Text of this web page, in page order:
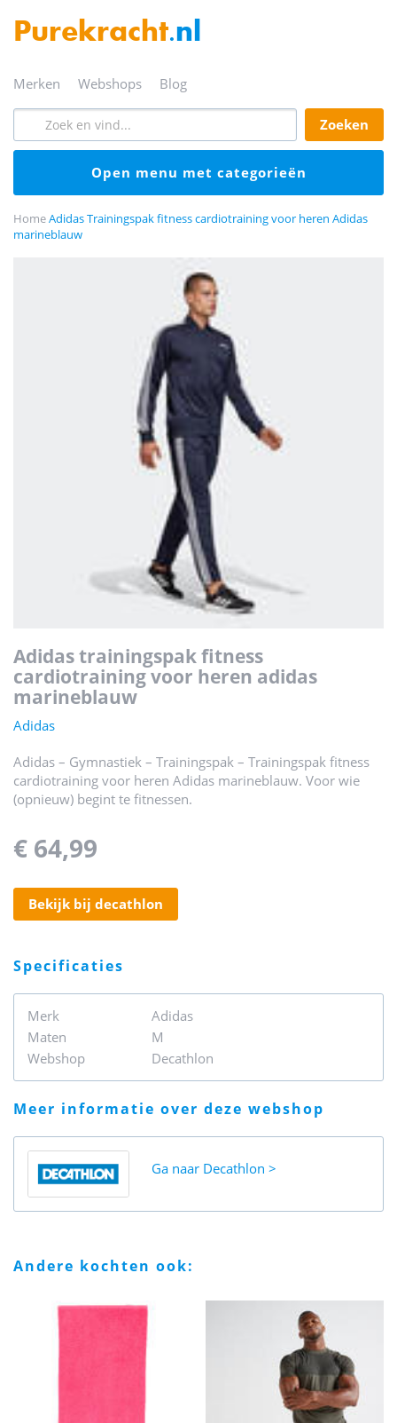
Purekracht.nl
merken webshops blog
zoeken
open menu met categorieën
HomeAdidas Trainingspak fitness cardiotraining voor heren Adidas
marineblauw
adidas trainingspak fitness
cardiotraining voor heren adidas
marineblauw
Adidas
Adidas – Gymnastiek – Trainingspak – Trainingspak fitness
cardiotraining voor heren Adidas marineblauw. Voor wie
(opnieuw) begint te fitnessen.
€ 64,99
bekijk bij decathlon
specificaties
Merk
Adidas
Maten
M
Webshop
Decathlon
meer informatie over deze webshop
Ga naar Decathlon
andere kochten ook: